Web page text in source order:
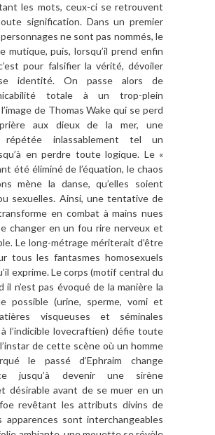
les mots, ceux-ci se retrouvent
signification. Dans un premier
ne sont pas nommés, le
mutique, puis, lorsqu’il prend enfin
pour falsifier la vérité, dévoiler
identité. On passe alors de
totale à un trop-plein
de Thomas Wake qui se perd
aux dieux de la mer, une
répétée inlassablement tel un
en perdre toute logique. Le «
été éliminé de l’équation, le chaos
mène la danse, qu’elles soient
sexuelles. Ainsi, une tentative de
en combat à mains nues
changer en un fou rire nerveux et
Le long-métrage mériterait d’être
tous les fantasmes homosexuels
exprime. Le corps (motif central du
il n’est pas évoqué de la manière la
possible (urine, sperme, vomi et
visqueuses et séminales
l’indicible lovecraftien) défie toute
de cette scène où un homme
le passé d’Ephraim change
jusqu’à devenir une sirène
désirable avant de se muer en un
revêtant les attributs divins de
apparences sont interchangeables